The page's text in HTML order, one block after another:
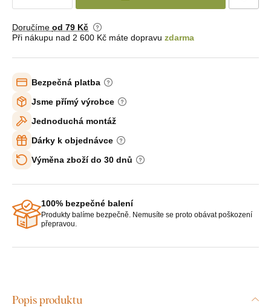
Doručíme od 79 Kč
Při nákupu nad 2 600 Kč máte dopravu zdarma
Bezpečná platba
Jsme přímý výrobce
Jednoduchá montáž
Dárky k objednávce
Výměna zboží do 30 dnů
100% bezpečné balení
Produkty balíme bezpečně. Nemusíte se proto obávat poškození
přepravou.
Popis produktu